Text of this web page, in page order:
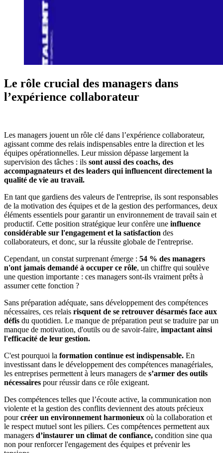
Le rôle crucial des managers dans
l’expérience collaborateur
Les managers jouent un rôle clé dans l’expérience collaborateur,
agissant comme des relais indispensables entre la direction et les
équipes opérationnelles. Leur mission dépasse largement la
supervision des tâches : ils sont aussi des coachs, des
accompagnateurs et des leaders qui influencent directement la
qualité de vie au travail.
En tant que gardiens des valeurs de l'entreprise, ils sont responsables
de la motivation des équipes et de la gestion des performances, deux
éléments essentiels pour garantir un environnement de travail sain et
productif. Cette position stratégique leur confère une influence
considérable sur l'engagement et la satisfaction des
collaborateurs, et donc, sur la réussite globale de l'entreprise.
Cependant, un constat surprenant émerge : 54 % des managers
n'ont jamais demandé à occuper ce rôle, un chiffre qui soulève
une question importante : ces managers sont-ils vraiment prêts à
assumer cette fonction ?
Sans préparation adéquate, sans développement des compétences
nécessaires, ces relais risquent de se retrouver désarmés face aux
défis du quotidien. Le manque de préparation peut se traduire par un
manque de motivation, d'outils ou de savoir-faire, impactant ainsi
l'efficacité de leur gestion.
C'est pourquoi la formation continue est indispensable. En
investissant dans le développement des compétences managériales,
les entreprises permettent à leurs managers de s’armer des outils
nécessaires pour réussir dans ce rôle exigeant.
Des compétences telles que l’écoute active, la communication non
violente et la gestion des conflits deviennent des atouts précieux
pourcréer un environnement harmonieux où la collaboration et
le respect mutuel sont les piliers. Ces compétences permettent aux
managers d’instaurer un climat de confiance, condition sine qua
non pour renforcer l'engagement des équipes et prévenir les